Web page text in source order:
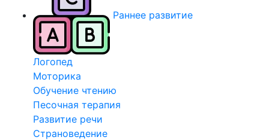
Раннее развитие
Логопед
Моторика
Обучение чтению
Песочная терапия
Развитие речи
Страноведение